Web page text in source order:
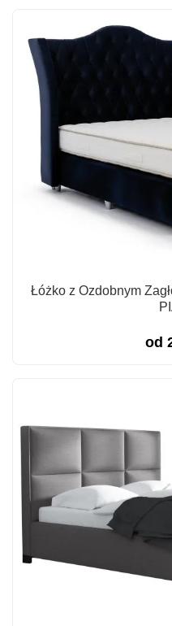
Łóżko z Ozdobnym
od